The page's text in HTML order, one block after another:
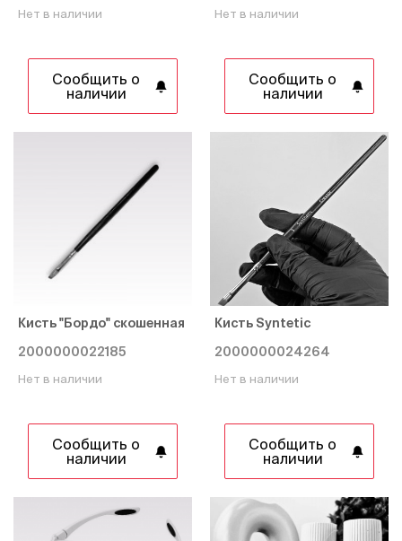
Нет в наличии
Сообщить о
наличии
Нет в наличии
Сообщить о
наличии
Кисть "Бордо" скошенная
2000000022185
Нет в наличии
Сообщить о
наличии
Кисть Syntetic
2000000024264
Нет в наличии
Сообщить о
наличии